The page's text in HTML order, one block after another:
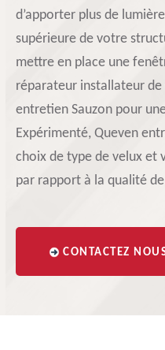
d’apporter plus de
supérieure de votre
mettre en place une
réparateur installateur
entretien Sauzon pour
Expérimenté, Queven
choix de type de velux et
par rapport à la qualité
CONTACTEZ